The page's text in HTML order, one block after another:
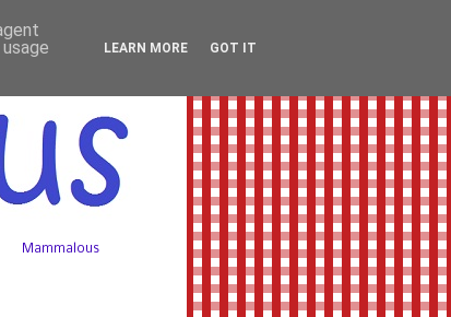
Mammalous
LEARN MORE GOT IT